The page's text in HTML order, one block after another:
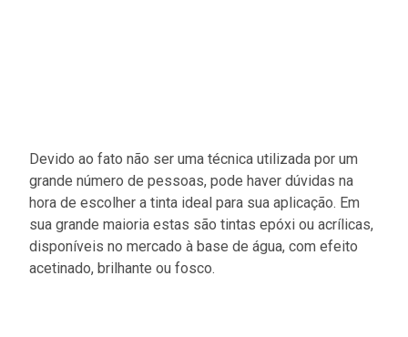
Devido ao fato não ser uma técnica utilizada por um
grande número de pessoas, pode haver dúvidas na
hora de escolher a tinta ideal para sua aplicação. Em
sua grande maioria estas são tintas epóxi ou acrílicas,
disponíveis no mercado à base de água, com efeito
acetinado, brilhante ou fosco.